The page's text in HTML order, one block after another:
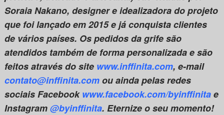
Soraia Nakano, designer e idealizadora do projeto
que foi lançado em 2015 e já conquista clientes
de vários países. Os pedidos da grife são
atendidos também de forma personalizada e são
feitos através do site www.inffinita.com, e-mail
contato@inffinita.comou ainda pelas redes
sociais Facebookwww.facebook.com/byinffinitae
Instagram@byinffinita. Eternize o seu momento!